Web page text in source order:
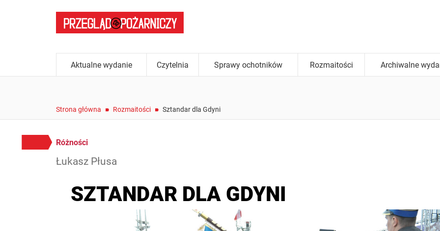
Aktualne wydanie Czytelnia Sprawy ochotników Rozmaitości Archiwalne
Strona główna /
Rozmaitości /
Sztandar dla Gdyni
Różności
Łukasz Płusa
SZTANDAR DLA GDYNI